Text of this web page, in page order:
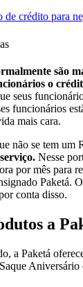
crédito para
são
o
seus
funcionários
mais cara.
não se tem um
Nesse
por mês para
Paketá.
conta disso.
a
a Paketá